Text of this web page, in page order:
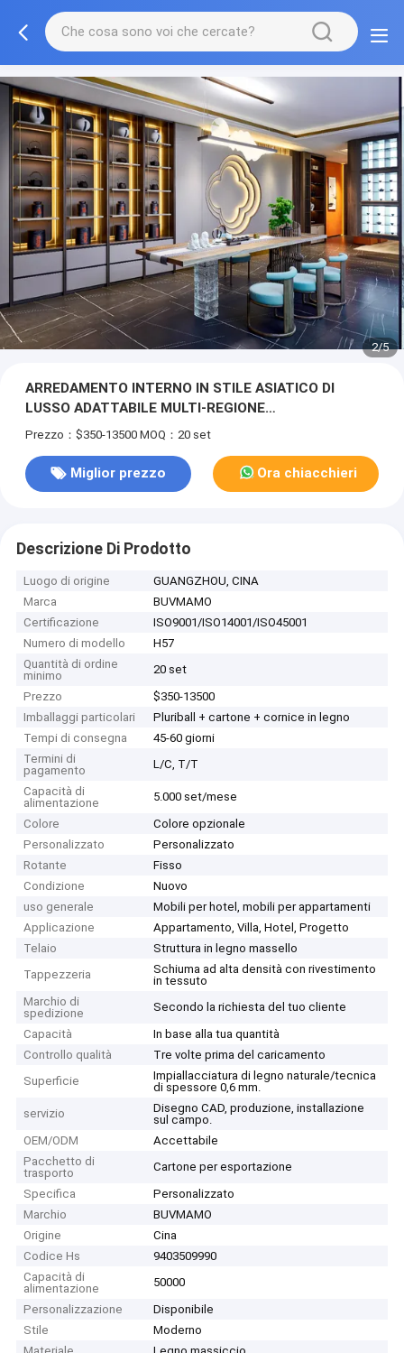
3/5
ARREDAMENTO INTERNO IN STILE ASIATICO DI
LUSSO ADATTABILE MULTI-REGIONE
PERSONALIZZATO OEM / ODM | ARMADIO DA PARETE
TAVOLO DA TÈ MOBILE ABBINATO PER PROGETTI
GLOBALI DI RISTRUTTURAZIONE CASA IN MOBILI
Prezzo：$350-13500 MOQ：20 set
Miglior prezzo Ora chiacchieri
Descrizione Di Prodotto
Luogo di origine
GUANGZHOU, CINA
Marca
BUVMAMO
Certificazione
ISO9001/ISO14001/ISO45001
Numero di modello
H57
Quantità di ordine
minimo
20 set
Prezzo
$350-13500
Imballaggi particolari
Pluriball + cartone + cornice in legno
Tempi di consegna
45-60 giorni
Termini di
pagamento
L/C, T/T
Capacità di
alimentazione
5.000 set/mese
Colore
Colore opzionale
Personalizzato
Personalizzato
Rotante
Fisso
Condizione
Nuovo
uso generale
Mobili per hotel, mobili per appartamenti
Applicazione
Appartamento, Villa, Hotel, Progetto
Telaio
Struttura in legno massello
Tappezzeria
Schiuma ad alta densità con rivestimento
in tessuto
Marchio di
spedizione
Secondo la richiesta del tuo cliente
Capacità
In base alla tua quantità
Controllo qualità
Tre volte prima del caricamento
Superficie
Impiallacciatura di legno naturale/tecnica
di spessore 0,6 mm.
servizio
Disegno CAD, produzione, installazione
sul campo.
OEM/ODM
Accettabile
Pacchetto di
trasporto
Cartone per esportazione
Specifica
Personalizzato
Marchio
BUVMAMO
Origine
Cina
Codice Hs
9403509990
Capacità di
alimentazione
50000
Personalizzazione
Disponibile
Stile
Moderno